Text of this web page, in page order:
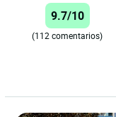
9.7/10
(112 comentarios)